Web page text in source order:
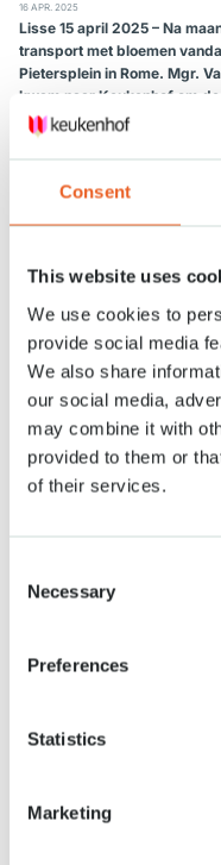
Consent
This website uses
We use cookies to
provide social media
We also share
our social media,
may combine it with
provided to them or
of their services.
Selection
Necessary
Preferences
Statistics
Marketing
16 APR. 2025
Lisse 15 april 2025 – Na
transport met bloemen
Pietersplein in Rome. Mgr.
kwam naar Keukenhof om
Sinds 1985 vormt de
decor voor bloemen en
Tijdens het uitspreken van
bijzondere project. De
De kleuren uit het logo van
ontwerp.
Aan deze jaarlijkse reis
vooraf. Koninklijke van der
van de bloemen vanuit
nauwkeurig proces, zodat
beschikbaar zijn voor het
Pieterplein.
De Nederlandse